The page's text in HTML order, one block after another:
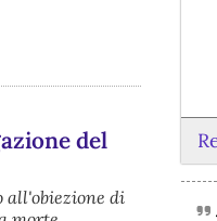
del
all'obiezione di